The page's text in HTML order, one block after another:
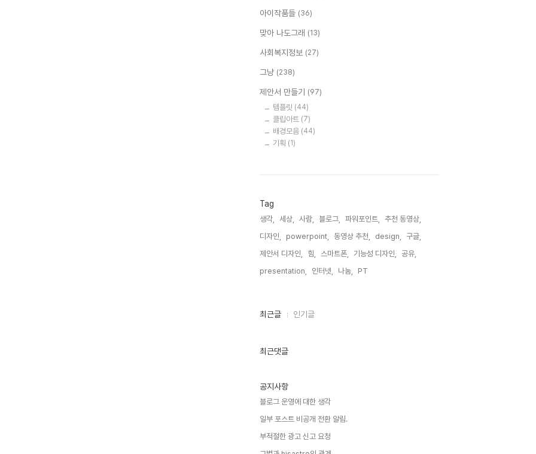
아이작품들 (36)
맞아 나도그래 (13)
사회복지정보 (27)
그냥 (238)
제안서 만들기 (97)
템플릿 (44)
클립아트 (7)
배경모음 (44)
기획 (1)
Tag
생각, 세상, 사람, 블로그, 파워포인트,
추천 동영상,
디자인,
powerpoint, 동영상 추천, design,
구글,
제안서 디자인,
힘, 스마트폰, 기능성 디자인,
공유,
presentation,
인터넷, 나눔, PT,
최
인
최근글 인기글
최근댓글
공지사항
블로그 운영에 대한 생각
일부 포스트 비공개 전환 알림.
부적절한 광고 신고 요청